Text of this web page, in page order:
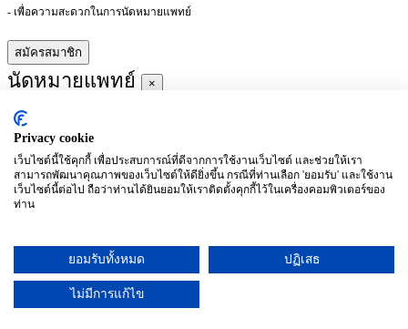
- เพื่อความสะดวกในการนัดหมายแพทย์
สมัครสมาชิก
นัดหมายแพทย์ ×
ผู้ชำนาญการ
ประจำ :
อาทิตย์
จันทร์
(27/09)
อังคาร
(28/09)
พุธ
พฤหัสบดี
ศุกร์
เสาร์
Privacy cookie
เว็บไซต์นี้ใช้คุกกี้ เพื่อประสบการณ์ที่ดีจากการใช้งานเว็บไซต์ และช่วยให้เรา
สามารถพัฒนาคุณภาพของเว็บไซต์ให้ดียิ่งขึ้น กรณีที่ท่านเลือก 'ยอมรับ' และใช้งาน
เว็บไซต์นี้ต่อไป ถือว่าท่านได้ยินยอมให้เราติดตั้งคุกกี้ไว้ในเครื่องคอมพิวเตอร์ของ
ท่าน
ยอมรับทั้งหมด ปฏิเสธ
ไม่มีการแก้ไข